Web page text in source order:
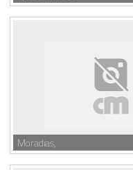
Moradias,